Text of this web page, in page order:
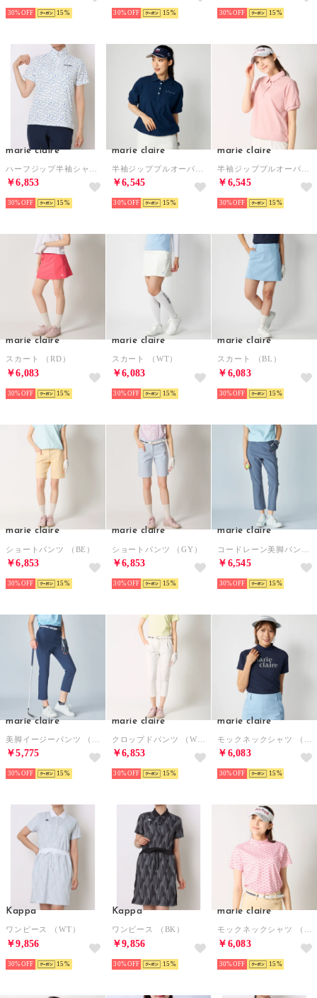
30% 15 30% 15 30% 15
marie claire
￥6,853
30% 15
marie claire
￥6,545
30% 15
marie claire
￥6,545
30% 15
marie claire
スカート （RD）
￥6,083
30% 15
marie claire
スカート （WT）
￥6,083
30% 15
marie claire
スカート （BL）
￥6,083
30% 15
marie claire
ショートパンツ （BE）
￥6,853
30% 15
marie claire
ショートパンツ （GY）
￥6,853
30% 15
marie claire
￥6,545
30% 15
marie claire
￥5,775
30% 15
marie claire
￥6,853
30% 15
marie claire
￥6,083
30% 15
Kappa
ワンピース （WT）
￥9,856
30% 15
Kappa
ワンピース （BK）
￥9,856
30% 15
marie claire
￥6,083
30% 15